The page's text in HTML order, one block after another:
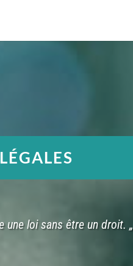
une loi sans être un droit. „